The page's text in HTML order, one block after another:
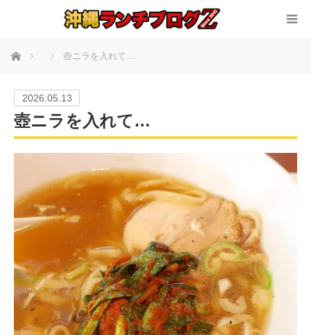
ホーム 壺ニラを入れて…
2026.05.13
壺ニラを入れて…